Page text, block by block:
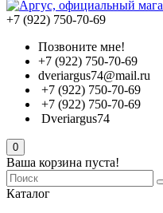
+7 (922) 750-70-69
Позвоните мне!
+7 (922) 750-70-69
dveriargus74@mail.ru
+7 (922) 750-70-69
+7 (922) 750-70-69
Dveriargus74
0
Ваша корзина пуста!
Каталог